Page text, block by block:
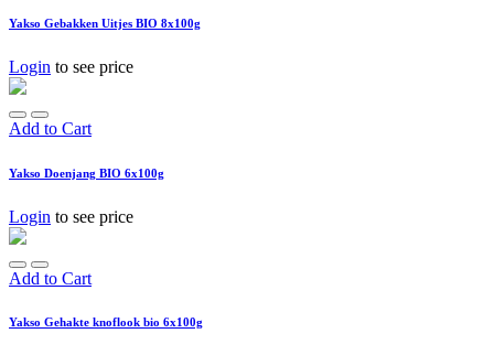
Yakso Gebakken Uitjes BIO 8x100g
Login to see price
Add to Cart
Yakso Doenjang BIO 6x100g
Login to see price
Add to Cart
Yakso Gehakte knoflook bio 6x100g